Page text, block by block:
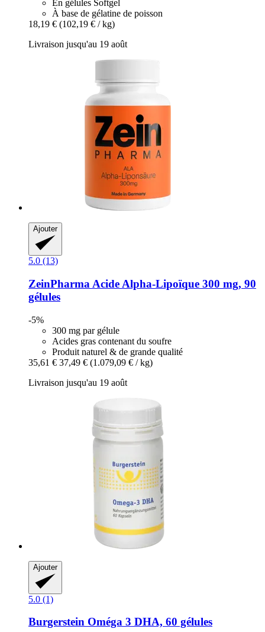
En gélules Softgel
À base de gélatine de poisson
18,19 € (102,19 € / kg)
Livraison jusqu'au 19 août
Ajouter
5.0 (13)
ZeinPharma Acide Alpha-​Lipoïque 300 mg, 90
gélules
-5%
300 mg par gélule
Acides gras contenant du soufre
Produit naturel & de grande qualité
35,61 € 37,49 € (1.079,09 € / kg)
Livraison jusqu'au 19 août
Ajouter
5.0 (1)
Burgerstein Oméga 3 DHA, 60 gélules